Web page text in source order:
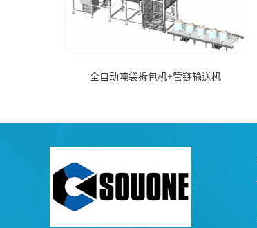
全自动吨袋拆包机+管链输送机